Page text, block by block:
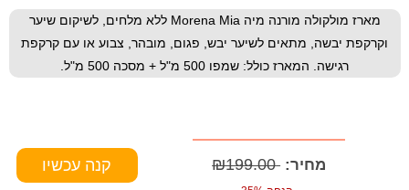
מארז מולקולה מורנה מיה Morena Mia ללא מלחים, לשיקום שיער
וקרקפת יבשה, מתאים לשיער יבש, פגום, מובהר, צבוע או עם קרקפת
רגישה. המארז כולל: שמפו 500 מ"ל + מסכה 500 מ"ל.
מחיר: ₪199.00